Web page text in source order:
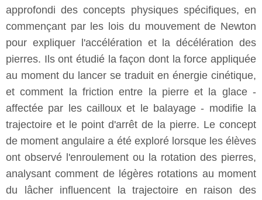
approfondi des concepts physiques spécifiques, en
commençant par les lois du mouvement de Newton
pour expliquer l'accélération et la décélération des
pierres. Ils ont étudié la façon dont la force appliquée
au moment du lancer se traduit en énergie cinétique,
et comment la friction entre la pierre et la glace -
affectée par les cailloux et le balayage - modifie la
trajectoire et le point d'arrêt de la pierre. Le concept
de moment angulaire a été exploré lorsque les élèves
ont observé l'enroulement ou la rotation des pierres,
analysant comment de légères rotations au moment
du lâcher influencent la trajectoire en raison des